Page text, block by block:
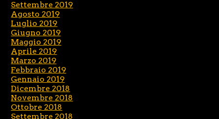
Settembre 2019
Agosto 2019
Luglio 2019
Giugno 2019
Maggio 2019
Aprile 2019
Marzo 2019
Febbraio 2019
Gennaio 2019
Dicembre 2018
Novembre 2018
Ottobre 2018
Settembre 2018